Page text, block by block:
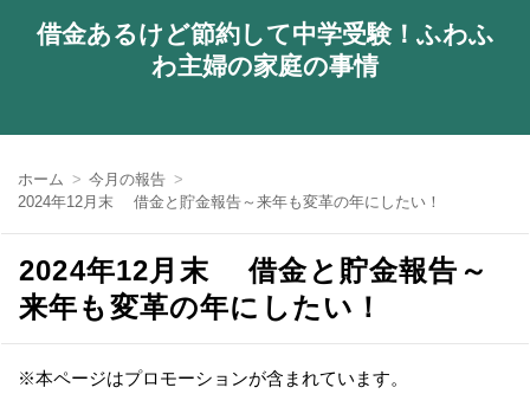
借金あるけど節約して中学受験！ふわふ
わ主婦の家庭の事情
ホーム
今月の報告
2024年12月末 借金と貯金報告～来年も変革の年にしたい！
2024年12月末 借金と貯金報告～
来年も変革の年にしたい！
※本ページはプロモーションが含まれています。